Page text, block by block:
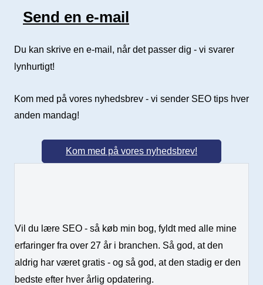
Send e-mail
Send en e-mail
Du kan skrive en e-mail, når det passer dig - vi svarer
lynhurtigt!
Kom med på vores nyhedsbrev - vi sender SEO tips hver
anden mandag!
Kom med på vores nyhedsbrev!
Vil du lære SEO - så køb min bog, fyldt med alle mine
erfaringer fra over 27 år i branchen. Så god, at den
aldrig har været gratis - og så god, at den stadig er den
bedste efter hver årlig opdatering.